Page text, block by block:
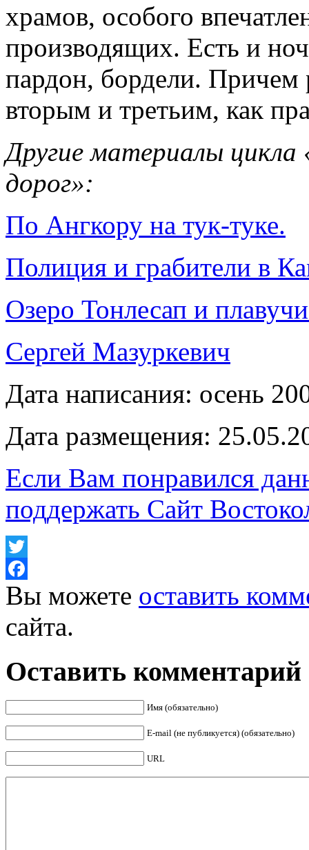
храмов, особого
производящих. Есть и
пардон, бордели.
вторым и третьим, как
Другие материалы
дорог»:
По Ангкору на тук-туке.
Полиция и грабители в
Озеро Тонлесап и
Сергей Мазуркевич
Дата написания: осень
Дата размещения:
Если Вам понравился
поддержать Сайт
Twitter
Facebook
Вы можете оставить
сайта.
Оставить комментарий
Имя (обязательно)
E-mail (не публикуется) (обязательно)
URL